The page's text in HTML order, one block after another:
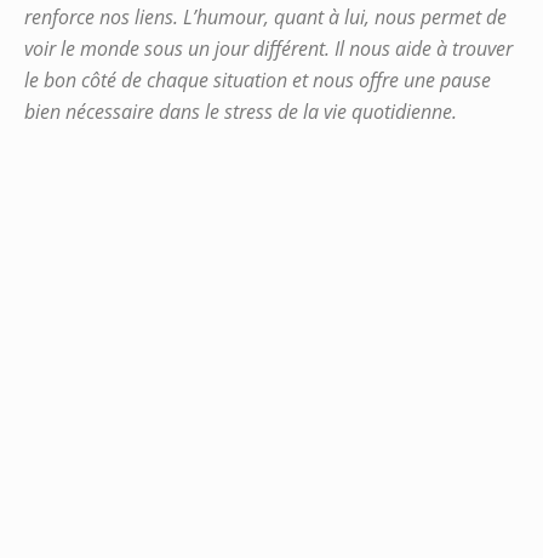
renforce nos liens. L’humour, quant à lui, nous permet de
voir le monde sous un jour différent. Il nous aide à trouver
le bon côté de chaque situation et nous offre une pause
bien nécessaire dans le stress de la vie quotidienne.